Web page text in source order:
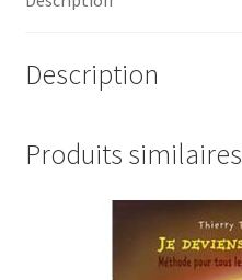
Description
Produits similaires